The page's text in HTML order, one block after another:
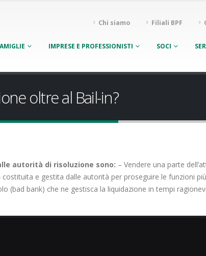
Chi siamo Filiali BPF
IMPRESE E PROFESSIONISTI SOCI
oltre al Bail-in?
autorità di risoluzione sono: – Vendere una parte
e gestita dalle autorità per proseguire le funzioni
(bad bank) che ne gestisca la liquidazione in tempi